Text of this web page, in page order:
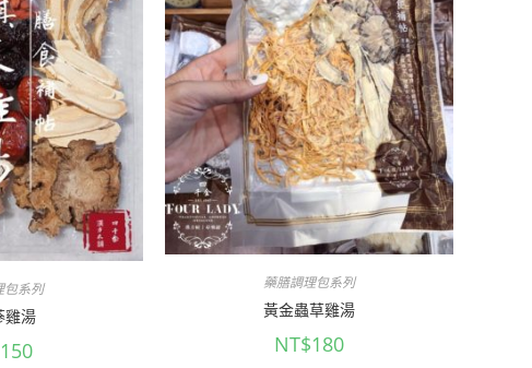
包系列
雞湯
150
藥膳調理包系列
黃金蟲草雞湯
NT$180